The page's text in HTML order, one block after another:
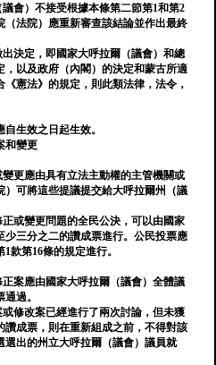
會）不接受根據本條第二節第1和第2
（法院）應重新審查該結論並作出最終
決定，即國家大呼拉爾（議會）和總
，以及政府（內閣）的決定和蒙古所適
憲法》的規定，則此類法律，法令，
生效之日起生效。
和變更
更應由具有立法主動權的主管機關或
）可將這些提議提交給大呼拉爾州（議
或變更問題的全民公決，可以由國家
少三分之二的讚成票進行。公民投票應
款第16條的規定進行。
案應由國家大呼拉爾（議會）全體議
過。
修改案已經進行了兩次討論，但未獲
讚成票，則在重新組成之前，不得對該
選出的州立大呼拉爾（議會）議員就